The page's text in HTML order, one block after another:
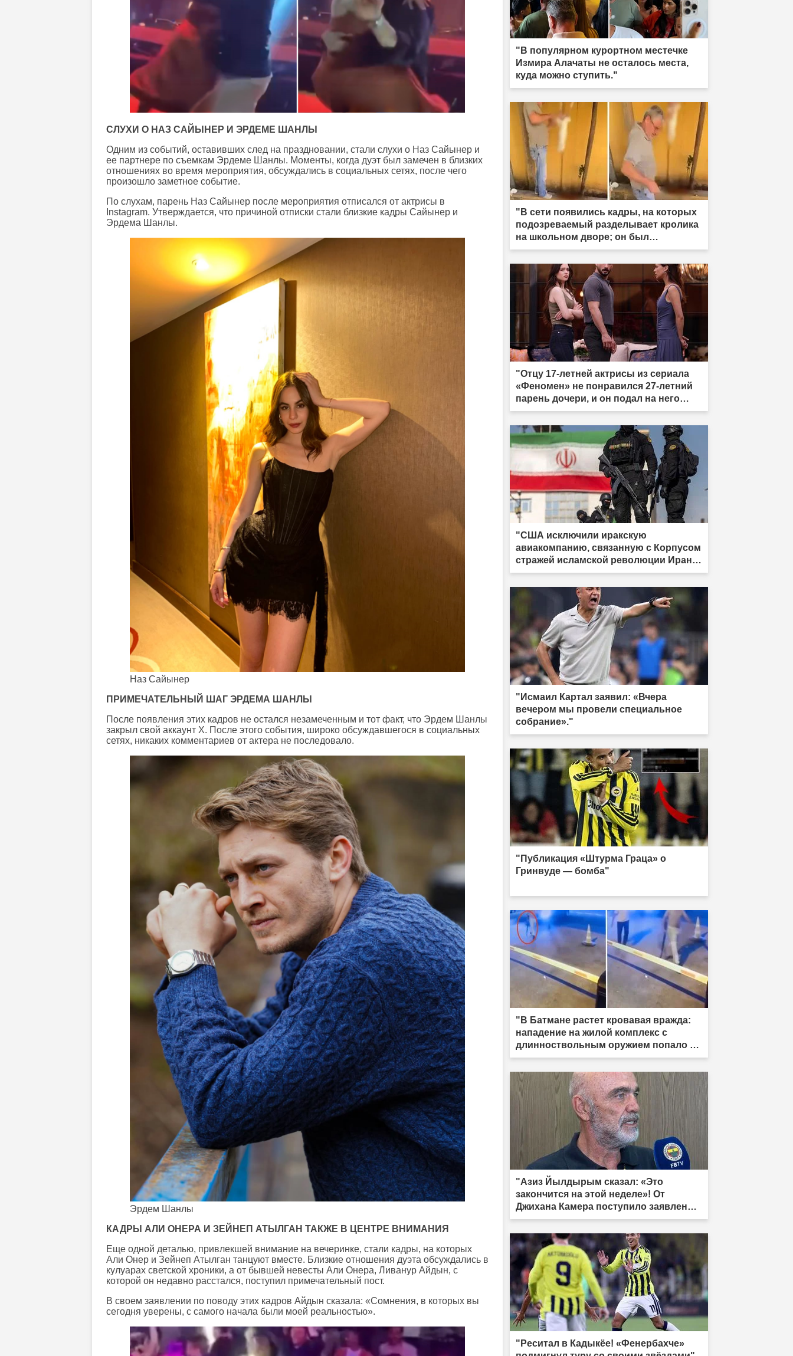
СЛУХИ О НАЗ САЙЫНЕР И ЭРДЕМЕ ШАНЛЫ
Одним из событий, оставивших след на праздновании, стали слухи о Наз Сайынер и
ее партнере по съемкам Эрдеме Шанлы. Моменты, когда дуэт был замечен в близких
отношениях во время мероприятия, обсуждались в социальных сетях, после чего
произошло заметное событие.
По слухам, парень Наз Сайынер после мероприятия отписался от актрисы в
Instagram. Утверждается, что причиной отписки стали близкие кадры Сайынер и
Эрдема Шанлы.
Наз Сайынер
ПРИМЕЧАТЕЛЬНЫЙ ШАГ ЭРДЕМА ШАНЛЫ
После появления этих кадров не остался незамеченным и тот факт, что Эрдем Шанлы
закрыл свой аккаунт X. После этого события, широко обсуждавшегося в социальных
сетях, никаких комментариев от актера не последовало.
Эрдем Шанлы
КАДРЫ АЛИ ОНЕРА И ЗЕЙНЕП АТЫЛГАН ТАКЖЕ В ЦЕНТРЕ ВНИМАНИЯ
Еще одной деталью, привлекшей внимание на вечеринке, стали кадры, на которых
Али Онер и Зейнеп Атылган танцуют вместе. Близкие отношения дуэта обсуждались в
кулуарах светской хроники, а от бывшей невесты Али Онера, Ливанур Айдын, с
которой он недавно расстался, поступил примечательный пост.
В своем заявлении по поводу этих кадров Айдын сказала: «Сомнения, в которых вы
сегодня уверены, с самого начала были моей реальностью».
"В популярном курортном местечке
Измира Алачаты не осталось места,
куда можно ступить."
"В сети появились кадры, на которых
подозреваемый разделывает кролика
на школьном дворе; он был
задержан."
"Отцу 17-летней актрисы из сериала
«Феномен» не понравился 27-летний
парень дочери, и он подал на него
жалобу."
"США исключили иракскую
авиакомпанию, связанную с Корпусом
стражей исламской революции Ирана,
из санкционного списка."
"Исмаил Картал заявил: «Вчера
вечером мы провели специальное
собрание»."
"Публикация «Штурма Граца» о
Гринвуде — бомба"
"В Батмане растет кровавая вражда:
нападение на жилой комплекс с
длинноствольным оружием попало на
камеру"
"Азиз Йылдырым сказал: «Это
закончится на этой неделе»! От
Джихана Камера поступило заявление
о трансфере нападающего."
"Реситал в Кадыкёе! «Фенербахче»